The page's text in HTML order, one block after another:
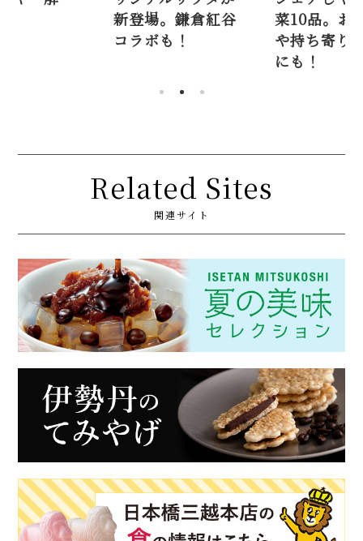
新登場。鎌倉紅谷
コラボも！
菜10品。おでかけ
や持ち寄り手土産
Related Sites
関連サイト